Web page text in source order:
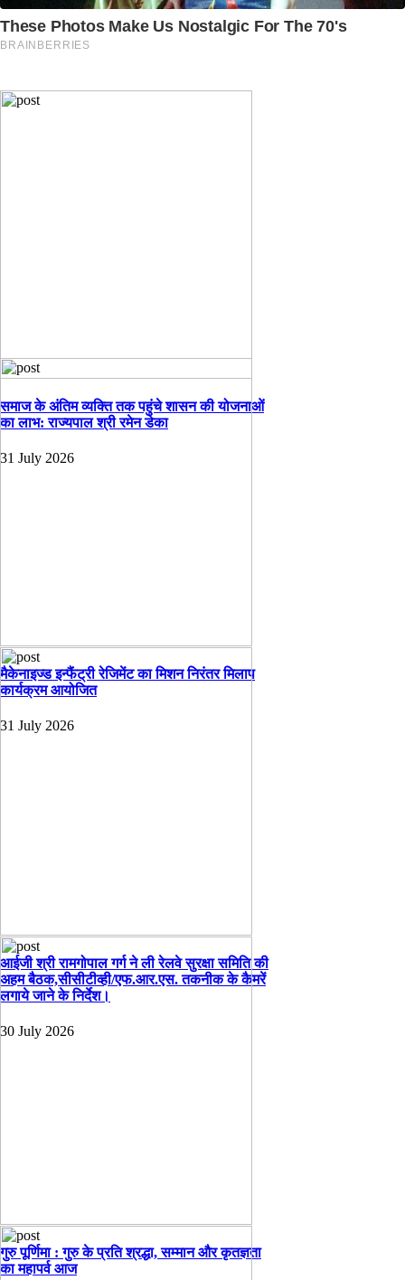
समाज के अंतिम व्यक्ति तक पहुंचे शासन की योजनाओं
का लाभ: राज्यपाल श्री रमेन डेका
31 July 2026
मैकेनाइज्ड इन्फैंट्री रेजिमेंट का मिशन निरंतर मिलाप
कार्यक्रम आयोजित
31 July 2026
आईजी श्री रामगोपाल गर्ग ने ली रेलवे सुरक्षा समिति की
अहम बैठक,सीसीटीव्ही/एफ.आर.एस. तकनीक के कैमरें
लगाये जाने के निर्देश।
30 July 2026
गुरु पूर्णिमा : गुरु के प्रति श्रद्धा, सम्मान और कृतज्ञता
का महापर्व आज